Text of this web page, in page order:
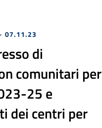
di
comunitari per
25 e
dei centri per